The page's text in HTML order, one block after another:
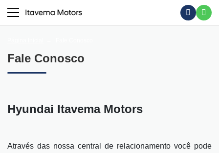
Fale Conosco
Hyundai Itavema Motors
Através das nossa central de relacionamento você pode